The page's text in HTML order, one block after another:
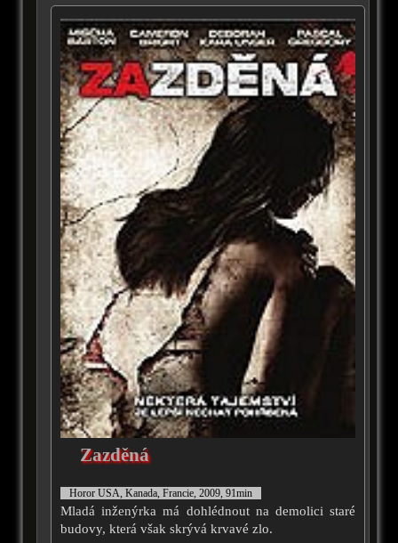
Zazděná
Horor USA, Kanada, Francie, 2009, 91min
Mladá inženýrka má dohlédnout na demolici staré
budovy, která však skrývá krvavé zlo.